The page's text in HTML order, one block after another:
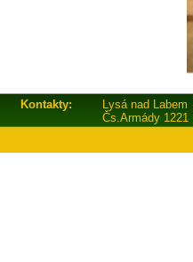
Kontakty: Lysá nad Labem
Čs.Armády 1221